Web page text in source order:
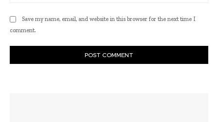
Save my name, email, and website in this browser for the next time I
comment.